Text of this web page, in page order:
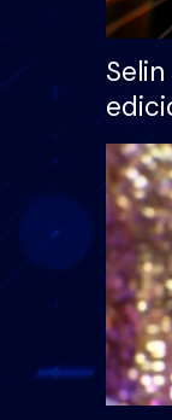
mijë